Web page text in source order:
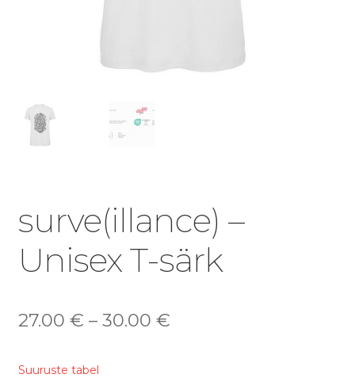
surve(illance) –
Unisex T-särk
27.00 € – 30.00 €
Suuruste tabel